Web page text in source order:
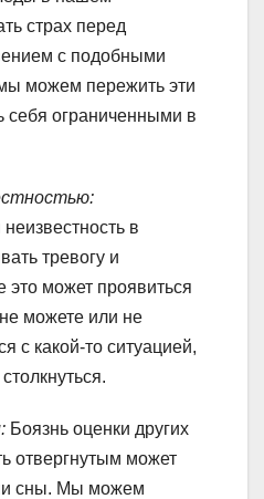
страх перед
с подобными
можем пережить эти
себя ограниченными в
в
тревогу и
это может проявиться
можете или не
с какой-то ситуацией,
Боязнь оценки других
отвергнутым может
сны. Мы можем